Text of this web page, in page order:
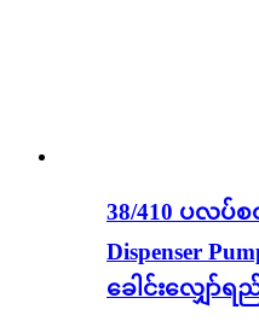
38/410 ပလပ်
Dispenser
ခေါင်းလျှော်ရ